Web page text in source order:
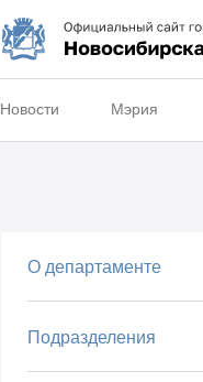
Новости Мэрия
О департаменте
Подразделения